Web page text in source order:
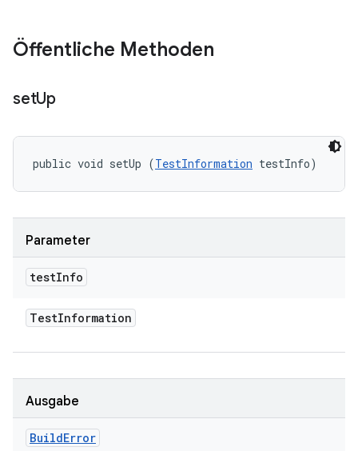
Öffentliche Methoden
setUp
public void setUp (TestInformation testInfo)
Parameter
testInfo
TestInformation
Ausgabe
BuildError